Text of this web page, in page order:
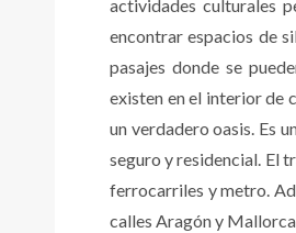
actividades culturales
encontrar espacios de
pasajes donde se
existen en el interior de
un verdadero oasis. Es
seguro y residencial. El
ferrocarriles y metro.
calles Aragón y